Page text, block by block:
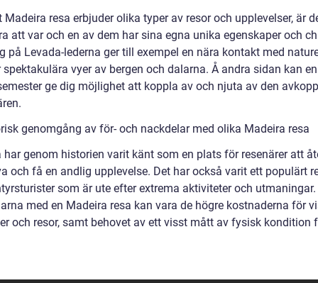
Madeira resa erbjuder olika typer av resor och upplevelser, är
att var och en av dem har sina egna unika egenskaper och
på Levada-lederna ger till exempel en nära kontakt med
spektakulära vyer av bergen och dalarna. Å andra sidan kan
ge dig möjlighet att koppla av och njuta av den
genomgång av för- och nackdelar med olika Madeira resa
har genom historien varit känt som en plats för resenärer att
och få en andlig upplevelse. Det har också varit ett populärt
som är ute efter extrema aktiviteter och utmaningar.
med en Madeira resa kan vara de högre kostnaderna för
och resor, samt behovet av ett visst mått av fysisk kondition